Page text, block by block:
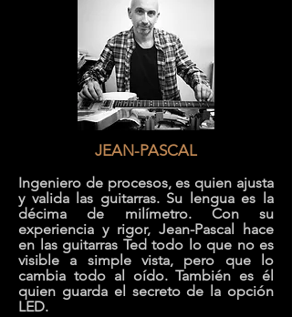
JEAN-PASCAL
Ingeniero de procesos, es quien ajusta
y valida las guitarras. Su lengua es la
décima de milímetro. Con su
experiencia y rigor, Jean-Pascal hace
en las guitarras Ted todo lo que no es
visible a simple vista, pero que lo
cambia todo al oído. También es él
quien guarda el secreto de la opción
LED.